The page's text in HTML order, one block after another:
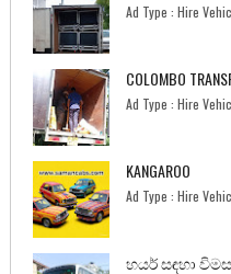
Ad Type : Hire
COLOMBO
Ad Type : Hire
KANGAROO
Ad Type : Hire
හයර් සඳහා